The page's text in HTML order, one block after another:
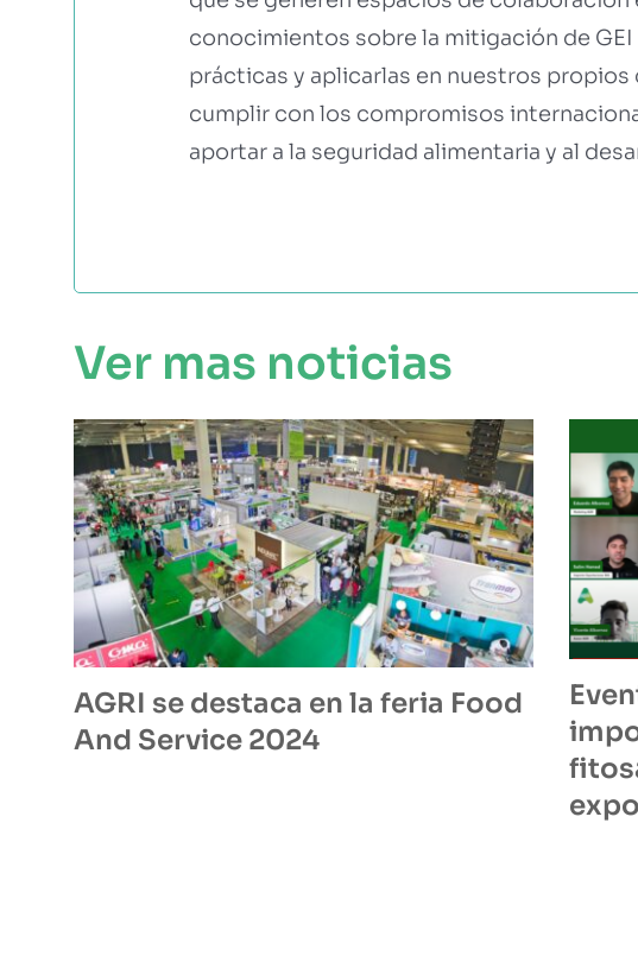
conocimientos sobre la mitigación de
prácticas y aplicarlas en nuestros
cumplir con los compromisos
aportar a la seguridad alimentaria y al
Ver mas noticias
AGRI se destaca en la feria Food
And Service 2024